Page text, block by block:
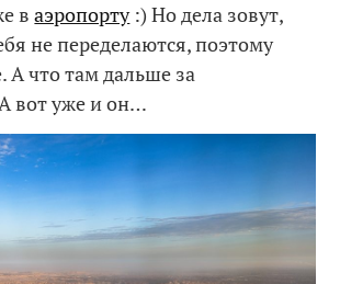
ваэропорту:) Но дела зовут,
не переделаются, поэтому
А что там дальше за
вот уже и он…